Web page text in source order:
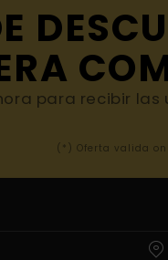
para recibir
(*) Oferta valida